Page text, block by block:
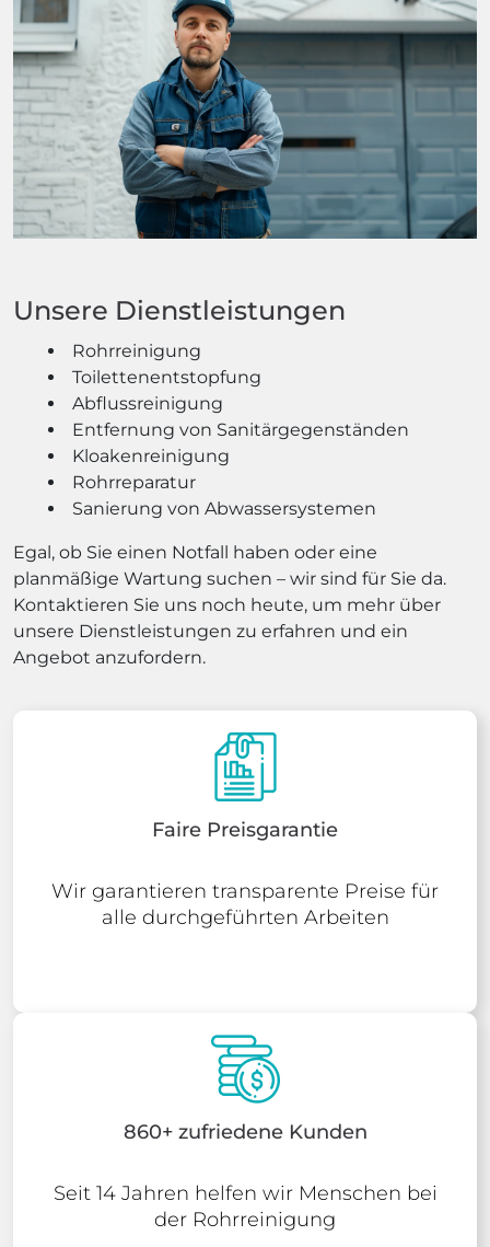
Unsere Dienstleistungen
Rohrreinigung
Toilettenentstopfung
Abflussreinigung
Entfernung von Sanitärgegenständen
Kloakenreinigung
Rohrreparatur
Sanierung von Abwassersystemen
Egal, ob Sie einen Notfall haben oder eine
planmäßige Wartung suchen – wir sind für Sie da.
Kontaktieren Sie uns noch heute, um mehr über
unsere Dienstleistungen zu erfahren und ein
Angebot anzufordern.
Faire Preisgarantie
Wir garantieren transparente Preise für
alle durchgeführten Arbeiten
860+ zufriedene Kunden
Seit 14 Jahren helfen wir Menschen bei
der Rohrreinigung